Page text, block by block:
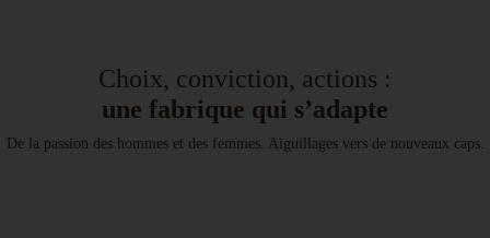
Choix, conviction, actions :
une fabrique qui s’adapte
De la passion des hommes et des femmes. Aiguillages vers de nouveaux caps.